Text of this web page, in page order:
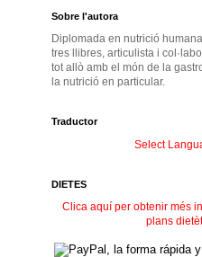
Sobre l'autora
Diplomada en nutrició
tres llibres, articulista i
tot allò amb el món de la
la nutrició en particular.
Traductor
Select
DIETES
Clica aquí per obtenir més
plans